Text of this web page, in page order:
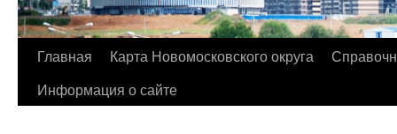
Главная Карта Новомосковского округа
Информация о сайте